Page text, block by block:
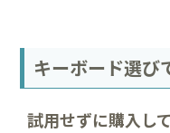
キーボード選び
試用せずに購入し